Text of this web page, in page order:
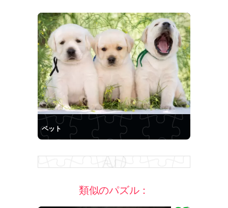
ペット
類似のパズル：